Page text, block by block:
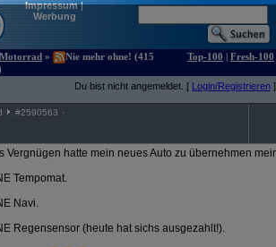
Impressum|
Werbung
»
Nie mehr ohne! (415
Top-100 | Fresh-100
Du bist nicht angemeldet. [ Login/Registrieren ]
#2590563
Vergnügen hatte mein neues Auto zu übernehmen
Tempomat.
Navi.
Regensensor (heute hat sichs ausgezahlt!).